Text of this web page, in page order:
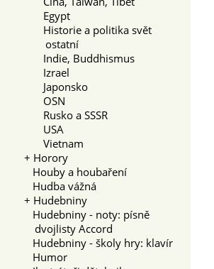
Egypt
Historie a politika svět
ostatní
Indie, Buddhismus
Izrael
Japonsko
OSN
Rusko a SSSR
USA
Vietnam
+ Horory
Houby a houbaření
Hudba vážná
+ Hudebniny
Hudebniny - noty: písně
dvojlisty Accord
Hudebniny - školy hry: klavír
Humor